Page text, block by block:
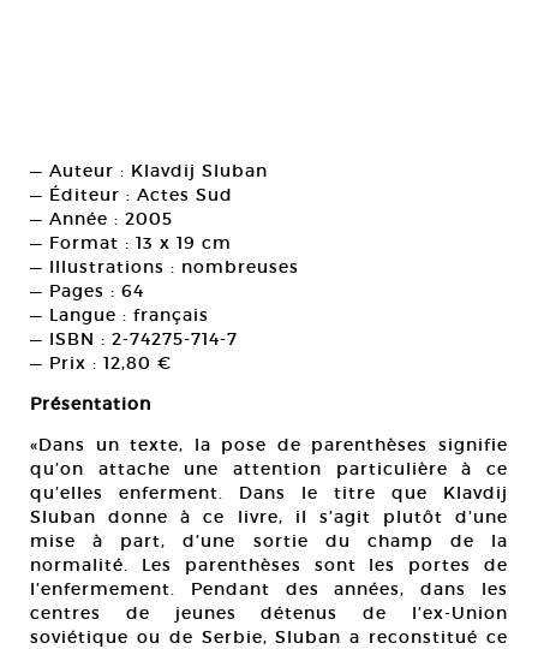
— Auteur : Klavdij Sluban
— Éditeur : Actes Sud
— Année : 2005
— Format : 13 x 19 cm
— Illustrations : nombreuses
— Pages : 64
— Langue : français
— ISBN : 2-74275-714-7
— Prix : 12,80 €
Présentation
«Dans un texte, la pose de parenthèses signifie
qu’on attache une attention particulière à ce
qu’elles enferment. Dans le titre que Klavdij
Sluban donne à ce livre, il s’agit plutôt d’une
mise à part, d’une sortie du champ de la
normalité. Les parenthèses sont les portes de
l’enfermement. Pendant des années, dans les
centres de jeunes détenus de l’ex-Union
soviétique ou de Serbie, Sluban a reconstitué ce